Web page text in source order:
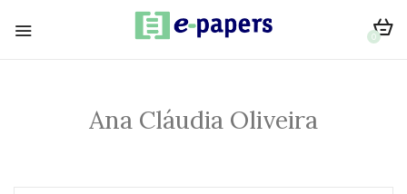
0
Ana Cláudia Oliveira